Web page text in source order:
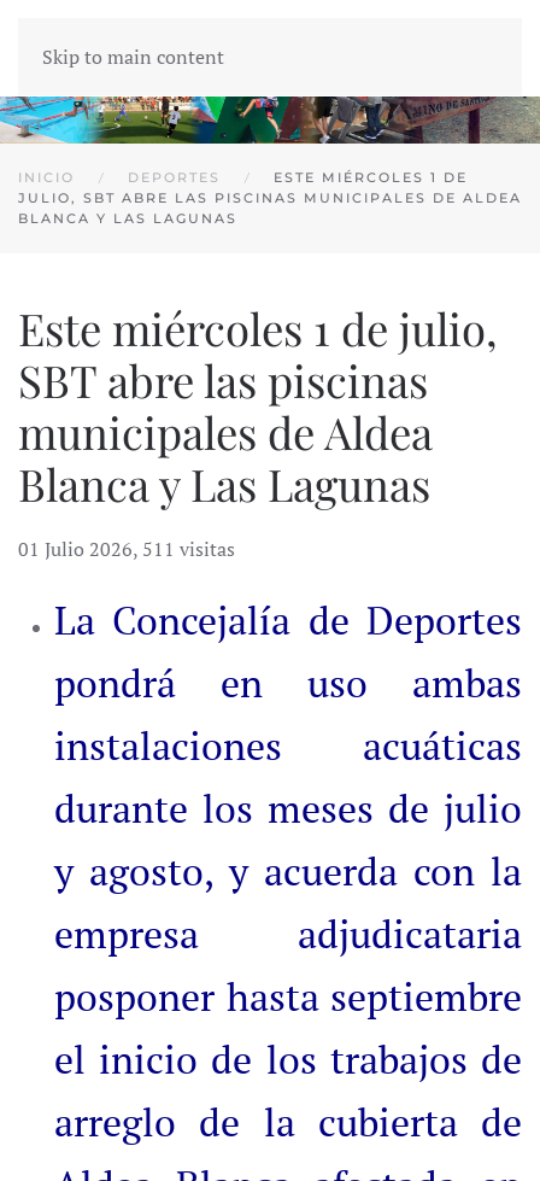
Skip to main content
INICIO DEPORTES
ESTE MIÉRCOLES 1 DE
JULIO, SBT ABRE LAS PISCINAS MUNICIPALES DE ALDEA
BLANCA Y LAS LAGUNAS
Este miércoles 1 de julio,
SBT abre las piscinas
municipales de Aldea
Blanca y Las Lagunas
01 Julio 2026, 511 visitas
La Concejalía de Deportes
pondrá en uso ambas
instalaciones acuáticas
durante los meses de julio
y agosto, y acuerda con la
empresa adjudicataria
posponer hasta septiembre
el inicio de los trabajos de
arreglo de la cubierta de